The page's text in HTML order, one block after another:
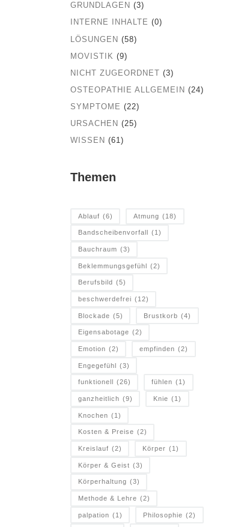
GRUNDLAGEN (3)
INTERNE INHALTE (0)
LÖSUNGEN (58)
MOVISTIK (9)
NICHT ZUGEORDNET (3)
OSTEOPATHIE ALLGEMEIN (24)
SYMPTOME (22)
URSACHEN (25)
WISSEN (61)
Themen
Ablauf (6) Atmung (18)
Bandscheibenvorfall (1)
Bauchraum (3)
Beklemmungsgefühl (2)
Berufsbild (5)
beschwerdefrei (12)
Blockade (5) Brustkorb (4)
Eigensabotage (2)
Emotion (2) empfinden (2)
Engegefühl (3)
funktionell (26) fühlen (1)
ganzheitlich (9) Knie (1)
Knochen (1)
Kosten & Preise (2)
Kreislauf (2) Körper (1)
Körper & Geist (3)
Körperhaltung (3)
Methode & Lehre (2)
palpation (1) Philosophie (2)